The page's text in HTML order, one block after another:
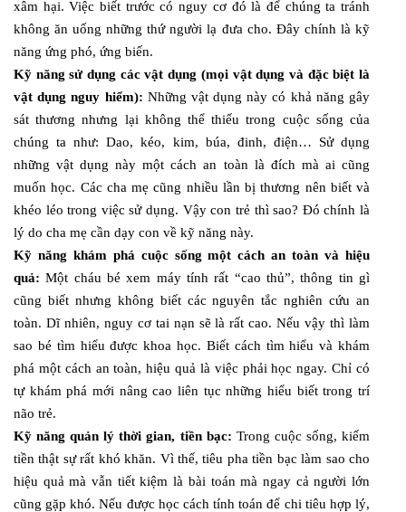
xâm hại. Việc biết trước có nguy cơ đó là để chúng ta tránh
không ăn uống những thứ người lạ đưa cho. Đây chính là kỹ
năng ứng phó, ứng biến.
Kỹ năng sử dụng các vật dụng (mọi vật dụng và đặc biệt là
vật dụng nguy hiểm): Những vật dụng này có khả năng gây
sát thương nhưng lại không thể thiếu trong cuộc sống của
chúng ta như: Dao, kéo, kim, búa, đinh, điện… Sử dụng
những vật dụng này một cách an toàn là đích mà ai cũng
muốn học. Các cha mẹ cũng nhiều lần bị thương nên biết và
khéo léo trong việc sử dụng. Vậy con trẻ thì sao? Đó chính là
lý do cha mẹ cần dạy con về kỹ năng này.
Kỹ năng khám phá cuộc sống một cách an toàn và hiệu
quả: Một cháu bé xem máy tính rất “cao thủ”, thông tin gì
cũng biết nhưng không biết các nguyên tắc nghiên cứu an
toàn. Dĩ nhiên, nguy cơ tai nạn sẽ là rất cao. Nếu vậy thì làm
sao bé tìm hiểu được khoa học. Biết cách tìm hiểu và khám
phá một cách an toàn, hiệu quả là việc phải học ngay. Chỉ có
tự khám phá mới nâng cao liên tục những hiểu biết trong trí
não trẻ.
Kỹ năng quản lý thời gian, tiền bạc: Trong cuộc sống, kiếm
tiền thật sự rất khó khăn. Vì thế, tiêu pha tiền bạc làm sao cho
hiệu quả mà vẫn tiết kiệm là bài toán mà ngay cả người lớn
cũng gặp khó. Nếu được học cách tính toán để chi tiêu hợp lý,